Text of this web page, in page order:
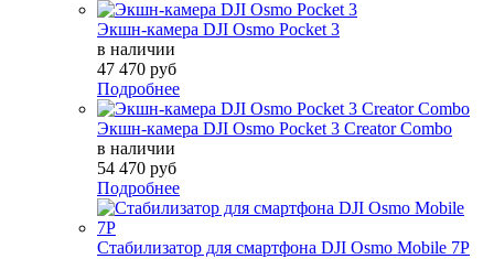
Экшн-камера DJI Osmo Pocket 3
в наличии
47 470 руб
Подробнее
Экшн-камера DJI Osmo Pocket 3 Creator Combo
в наличии
54 470 руб
Подробнее
Стабилизатор для смартфона DJI Osmo Mobile 7P